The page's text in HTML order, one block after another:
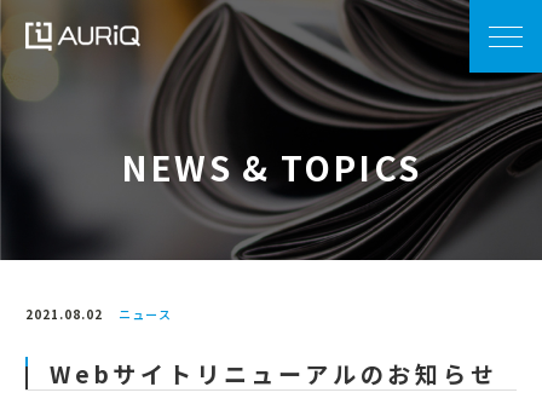
NEWS & TOPICS
2021.08.02 ニュース
Webサイトリニューアルのお知らせ